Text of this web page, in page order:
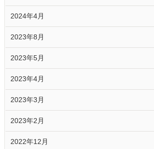
2024年4月
2023年8月
2023年5月
2023年4月
2023年3月
2023年2月
2022年12月